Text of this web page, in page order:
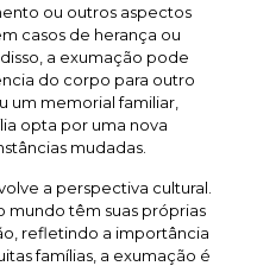
ou outros aspectos
casos de herança ou
a exumação pode
do corpo para outro
um memorial familiar,
opta por uma nova
mudadas.
a perspectiva cultural.
mundo têm suas próprias
refletindo a importância
famílias, a exumação é